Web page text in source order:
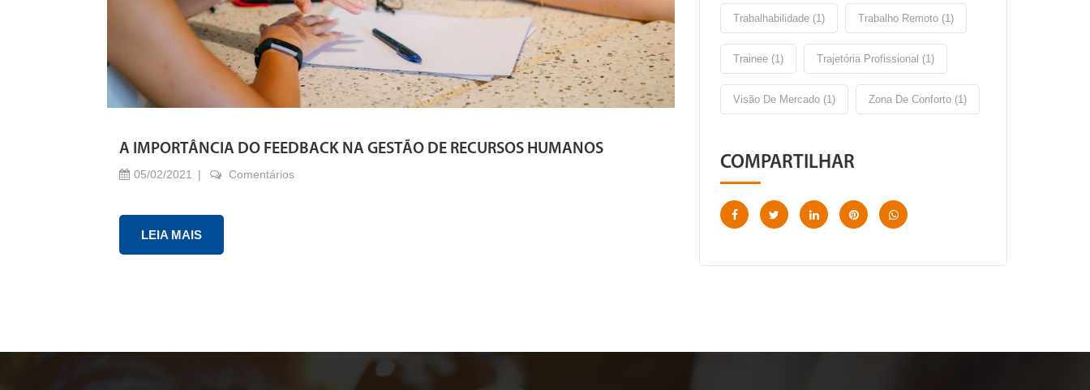
A IMPORTÂNCIA DO FEEDBACK NA GESTÃO DE RECURSOS HUMANOS
05/02/2021 Comentários
LEIA MAIS
Trabalhabilidade (1) Trabalho Remoto (1)
Trainee (1) Trajetória Profissional (1)
Visão De Mercado (1) Zona De Conforto (1)
COMPARTILHAR